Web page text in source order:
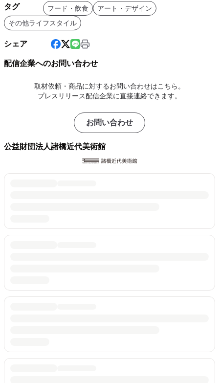
タグ フード・飲食
アート・デザイン
その他ライフスタイル
シェア
配信企業へのお問い合わせ
取材依頼・商品に対するお問い合わせはこちら。
プレスリリース配信企業に直接連絡できます。
お問い合わせ
公益財団法人諸橋近代美術館